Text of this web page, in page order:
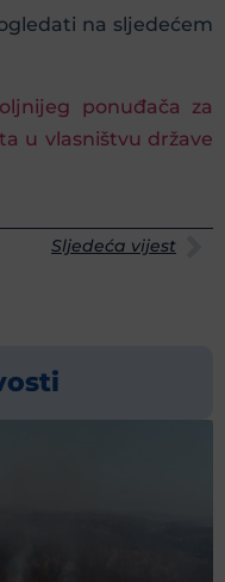
na sljedećem
ponuđača za
u vlasništvu države
Sljedeća vijest